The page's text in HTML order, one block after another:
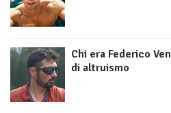
Chi era Federico
di altruismo